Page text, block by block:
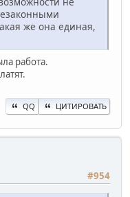
же она единая,
работа.
QQ ЦИТИРОВАТЬ
#954